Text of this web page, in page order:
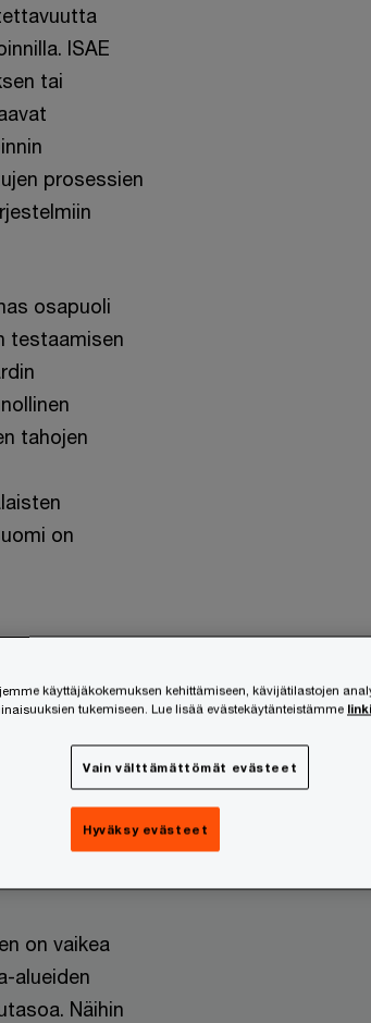
ISAE
tai
prosessien
osapuoli
testaamisen
tahojen
on
isot tai
on vaikea
alueiden
Näihin
käyttäjäkokemuksen kehittämiseen, kävijätilastojen
tukemiseen. Lue lisää evästekäytänteistämme
Vain välttämättömät evästeet
Hyväksy evästeet